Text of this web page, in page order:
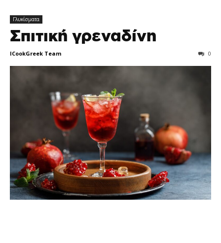
Γλυκίσματα
Σπιτική γρεναδίνη
ICookGreek Team 0